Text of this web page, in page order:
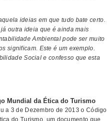
ideias em que tudo bate certo.
outra ideia que é ainda mais
Ambiental pode ser muito
significam. Este é um exemplo.
Social e confesso que esta
Mundial da Ética do Turismo
a 3 de Dezembro de 2013 o Código
do Turismo, um documento que